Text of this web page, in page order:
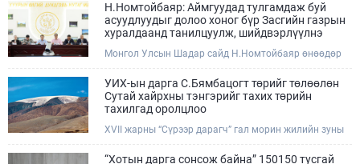
Н.Номтойбаяр: Аймгуудад тулгамдаж буй
асуудлуудыг долоо хоног бүр Засгийн газрын
хуралдаанд танилцуулж, шийдвэрлүүлнэ
Монгол Улсын Шадар сайд Н.Номтойбаяр өнөөдөр
сайдын 10 дугаар албан даалгавар, Улсын Онцгой
комиссын даргын 3 дугаар тушаалын хүрээнд
Өмнөговь аймагт байгаль орчин, уул уурхайн 358
зөрчил илрүүлж, 200 гаруйг нь арилгуулаад байна.
УИХ-ын дарга С.Бямбацогт төрийг төлөөлөн
Сутай хайрхны тэнгэрийг тахих төрийн
тахилгад оролцлоо
XVII жарны “Сүрээр дарагч” гал морин жилийн зуны
өдөр /2026.08.06/ Сутай хайрхны тэнгэрийг тайх
“Хотын дарга сонсож байна” 150150 тусгай